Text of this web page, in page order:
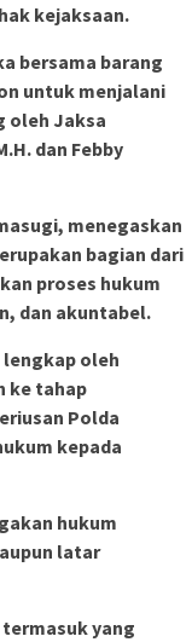
kejaksaan.
bersama barang
untuk menjalani
oleh Jaksa
dan Febby
menegaskan
bagian dari
proses hukum
dan akuntabel.
oleh
ke tahap
Polda
kepada
hukum
latar
yang